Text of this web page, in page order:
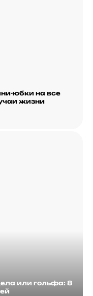
или гольфа: 8
юбки на все
жизни